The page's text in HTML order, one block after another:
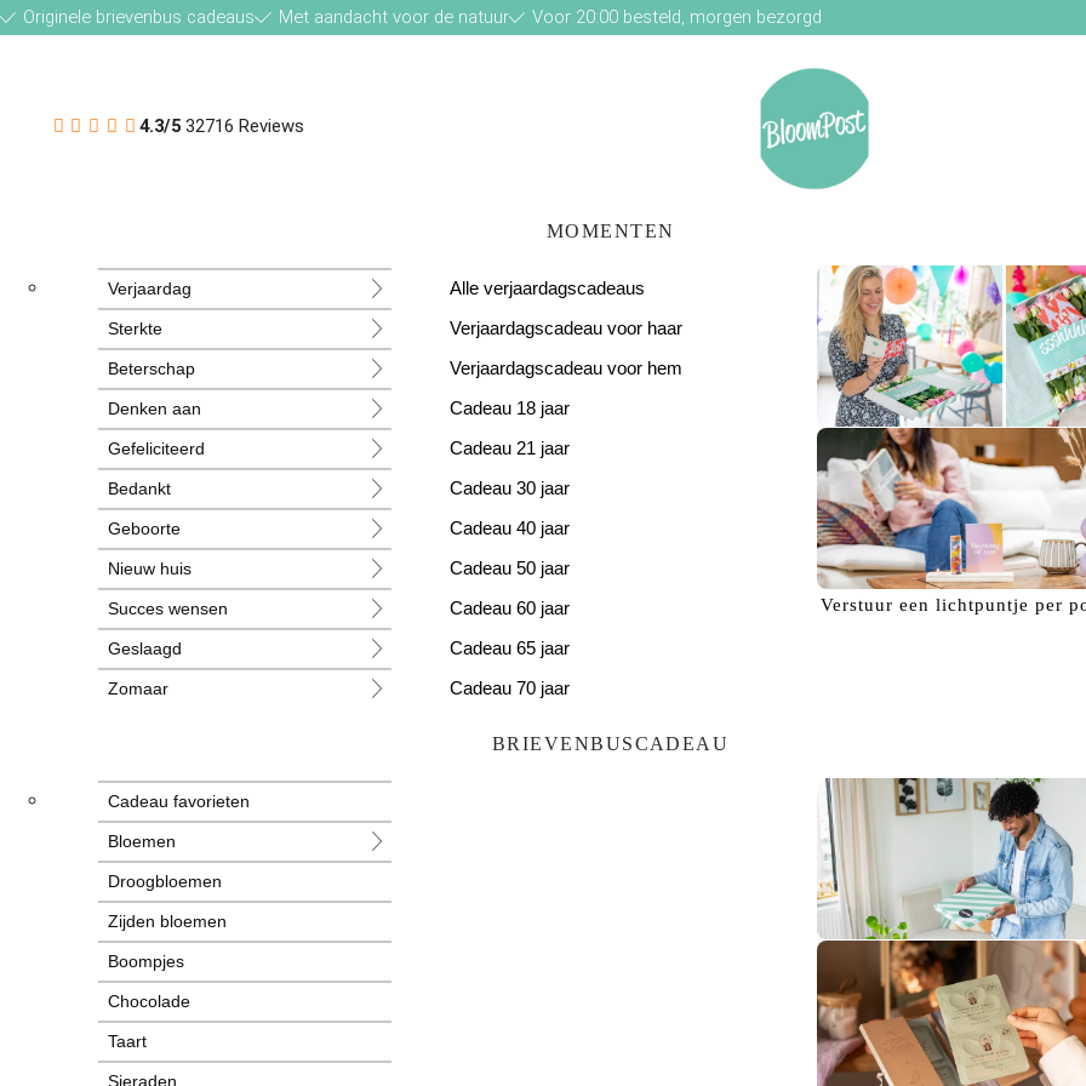
Originele brievenbus cadeaus Met aandacht voor de natuur Voor 20:00 besteld, morgen bezorgd
4.3/5 32716 Reviews
MOMENTEN
Verjaardag
Sterkte
Beterschap
Denken aan
Gefeliciteerd
Bedankt
Geboorte
Nieuw huis
Succes wensen
Geslaagd
Zomaar
Liefde
Condoleance
Zwangerschap
Liefs
Trots
Pensioen
Alle verjaardagscadeaus
Verjaardagscadeau voor haar
Verjaardagscadeau voor hem
Cadeau 18 jaar
Cadeau 21 jaar
Cadeau 30 jaar
Cadeau 40 jaar
Cadeau 50 jaar
Cadeau 60 jaar
Cadeau 65 jaar
Cadeau 70 jaar
De perfecte
Verstuur eenlichtpuntje per
BRIEVENBUSCADEAU
Cadeau favorieten
Bloemen
Droogbloemen
Zijden bloemen
Boompjes
Chocolade
Taart
Sieraden
Bezorg eenglimlach!